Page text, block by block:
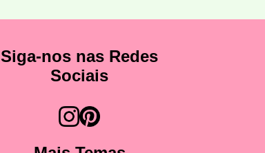
Siga-nos nas Redes
Sociais